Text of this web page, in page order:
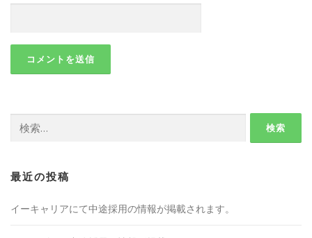
検
最近の投稿
イーキャリアにて中途採用の情報が掲載されます。